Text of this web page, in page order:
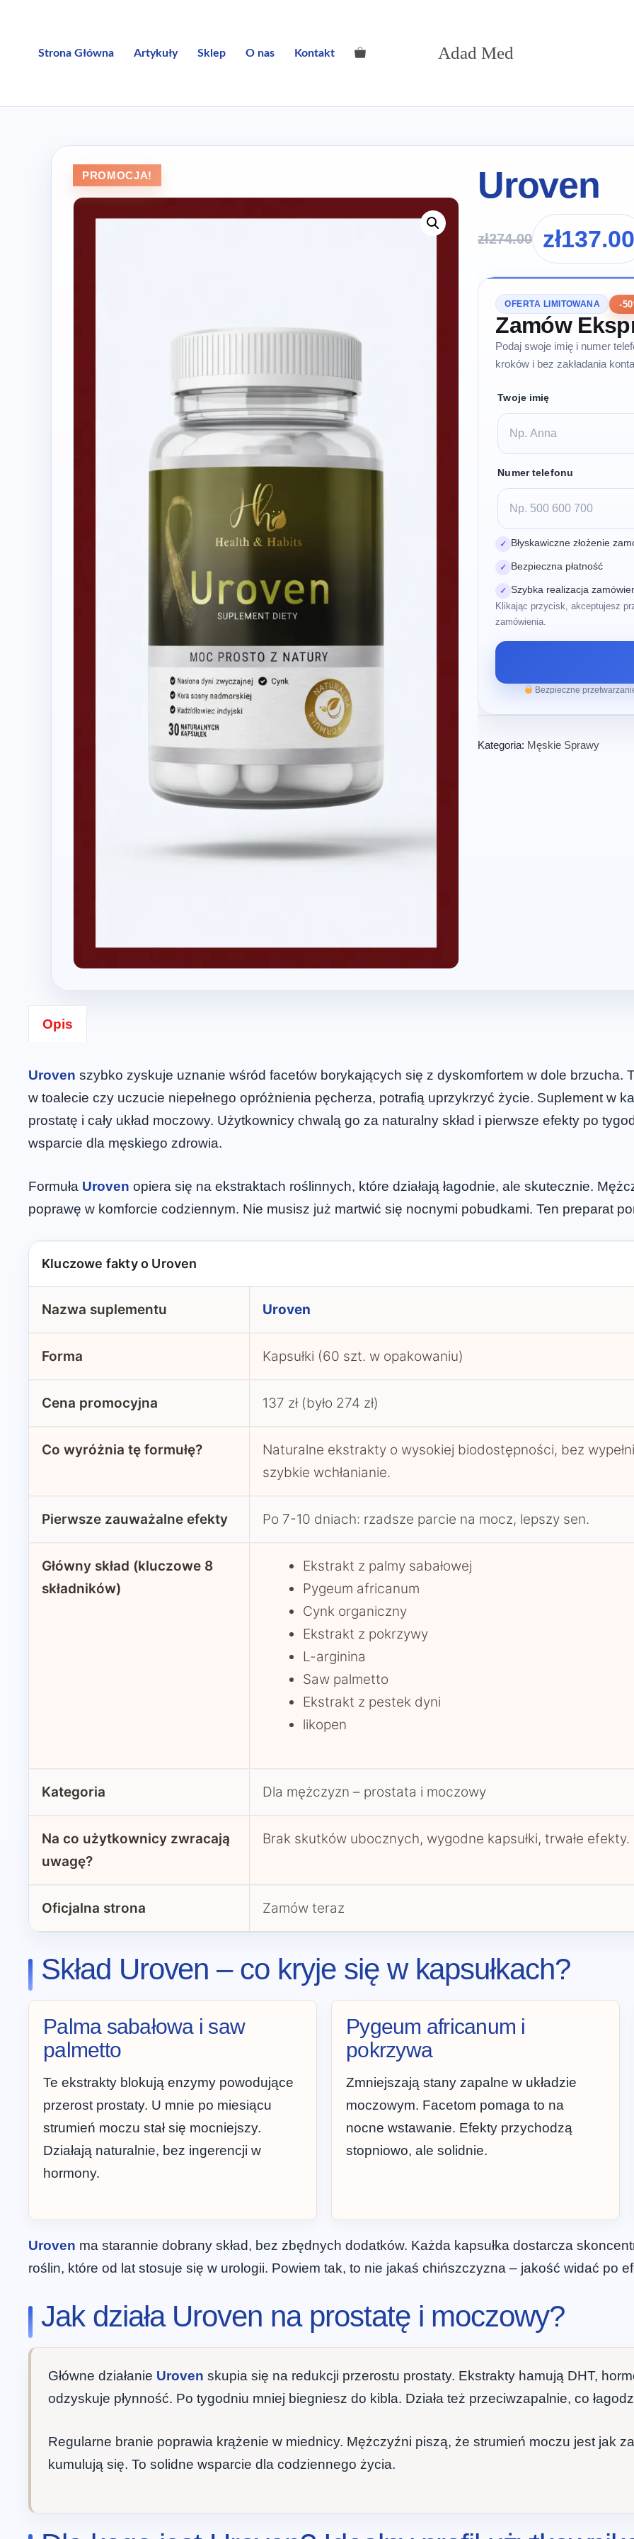
Adad Med
Strona Główna Artykuły Sklep O nas Kontakt
PROMOCJA! Uroven
zł274.00 zł137.00
OFERTA LIMITOWANA -
Zamów
Podaj swoje imię i numer
kroków i bez zakładania
Twoje imię
Numer telefonu
✓ Błyskawiczne złożenie
✓ Bezpieczna płatność
✓ Szybka realizacja
Klikając przycisk, akceptujesz
zamówienia.
Bezpieczne
Kategoria: Męskie Sprawy
Opis
Uroven szybko zyskuje uznanie wśród facetów borykających się z dyskomfortem w dole brzucha.
w toalecie czy uczucie niepełnego opróżnienia pęcherza, potrafią uprzykrzyć życie. Suplement w
prostatę i cały układ moczowy. Użytkownicy chwalą go za naturalny skład i pierwsze efekty po
wsparcie dla męskiego zdrowia.
Formuła Uroven opiera się na ekstraktach roślinnych, które działają łagodnie, ale skutecznie.
poprawę w komforcie codziennym. Nie musisz już martwić się nocnymi pobudkami. Ten preparat
Kluczowe fakty o Uroven
Nazwa suplementu Uroven
Forma Kapsułki (60 szt. w opakowaniu)
Cena promocyjna 137 zł (było 274 zł)
Co wyróżnia tę formułę?
Naturalne ekstrakty o wysokiej biodostępności, bez
szybkie wchłanianie.
Pierwsze zauważalne efekty Po 7-10 dniach: rzadsze parcie na mocz, lepszy sen.
Główny skład (kluczowe 8
składników)
Ekstrakt z palmy sabałowej
Pygeum africanum
Cynk organiczny
Ekstrakt z pokrzywy
L-arginina
Saw palmetto
Ekstrakt z pestek dyni
likopen
Kategoria Dla mężczyzn – prostata i moczowy
Na co użytkownicy zwracają
uwagę?
Brak skutków ubocznych, wygodne kapsułki, trwałe efekty.
Oficjalna strona Zamów teraz
Skład Uroven – co kryje się w kapsułkach?
Palma sabałowa i saw
palmetto
Te ekstrakty blokują enzymy powodujące
przerost prostaty. U mnie po miesiącu
strumień moczu stał się mocniejszy.
Działają naturalnie, bez ingerencji w
hormony.
Pygeum africanum i
pokrzywa
Zmniejszają stany zapalne w układzie
moczowym. Facetom pomaga to na
nocne wstawanie. Efekty przychodzą
stopniowo, ale solidnie.
Uroven ma starannie dobrany skład, bez zbędnych dodatków. Każda kapsułka dostarcza
roślin, które od lat stosuje się w urologii. Powiem tak, to nie jakaś chińszczyzna – jakość widać po
Jak działa Uroven na prostatę i moczowy?
Główne działanie Uroven skupia się na redukcji przerostu prostaty. Ekstrakty hamują DHT,
odzyskuje płynność. Po tygodniu mniej biegniesz do kibla. Działa też przeciwzapalnie, co
Regularne branie poprawia krążenie w miednicy. Mężczyźni piszą, że strumień moczu jest jak
kumulują się. To solidne wsparcie dla codziennego życia.